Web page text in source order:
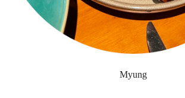
Myung